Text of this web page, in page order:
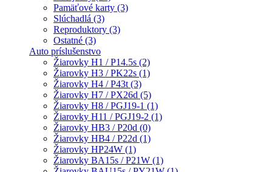
Pamäťové karty (3)
Slúchadlá (3)
Reproduktory (3)
Ostatné (3)
Auto príslušenstvo
Žiarovky H1 / P14.5s (2)
Žiarovky H3 / PK22s (1)
Žiarovky H4 / P43t (3)
Žiarovky H7 / PX26d (5)
Žiarovky H8 / PGJ19-1 (1)
Žiarovky H11 / PGJ19-2 (1)
Žiarovky HB3 / P20d (0)
Žiarovky HB4 / P22d (1)
Žiarovky HP24W (1)
Žiarovky BA15s / P21W (1)